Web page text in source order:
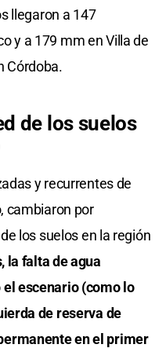
llegaron a 147
y a 179 mm en Villa de
Córdoba.
de los suelos
y recurrentes de
cambiaron por
los suelos en la región
la falta de agua
escenario (como lo
de reserva de
en el primer